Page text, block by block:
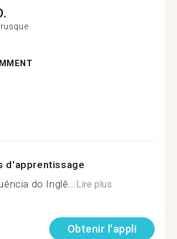
d'apprentissage
do Inglê...Lire plus
Obtenir l'appli